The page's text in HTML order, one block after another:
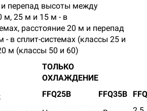
и перепад высоты между
м, 25 м и 15 м - в
расстояние 20 м и перепад
- в сплит-системах (классы 25 и
м (классы 50 и 60)
ТОЛЬКО
ОХЛАЖДЕНИЕ
FFQ25B FFQ35B